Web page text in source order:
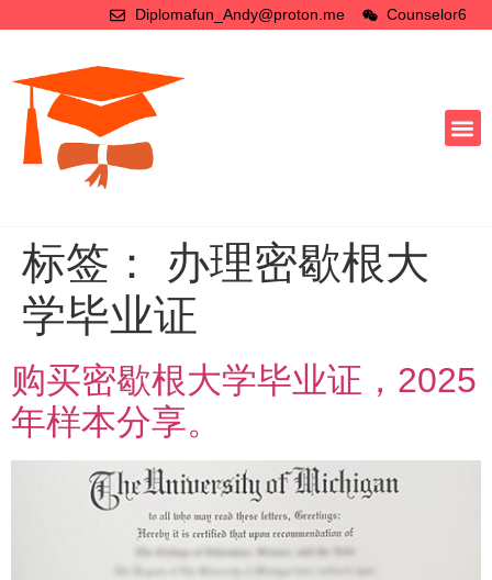
Diplomafun_Andy@proton.me Counselor6
标签： 办理密歇根大
学毕业证
购买密歇根大学毕业证，2025
年样本分享。